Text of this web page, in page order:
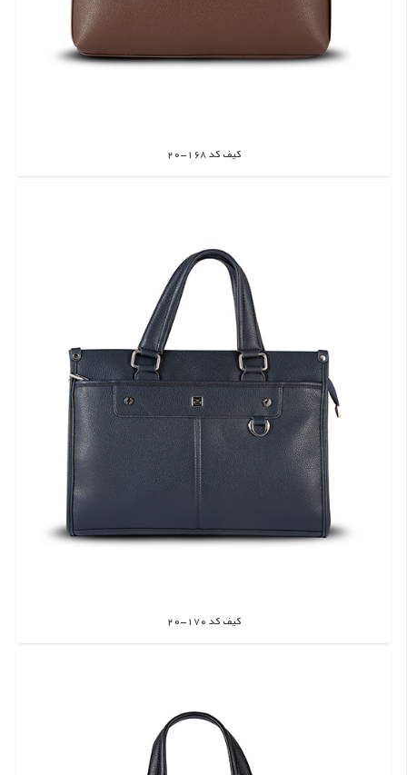
کیف کد 168-20
اطلاعات بیشتر
کیف کد 170-20
اطلاعات بیشتر